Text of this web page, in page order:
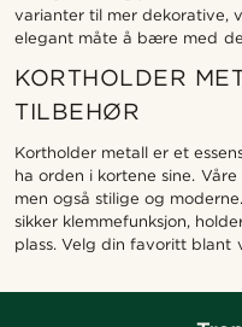
varianter til mer dekorative,
elegant måte å bære med
KORTHOLDER
TILBEHØR
Kortholder metall er et
ha orden i kortene sine.
men også stilige og
sikker klemmefunksjon,
plass. Velg din favoritt blant